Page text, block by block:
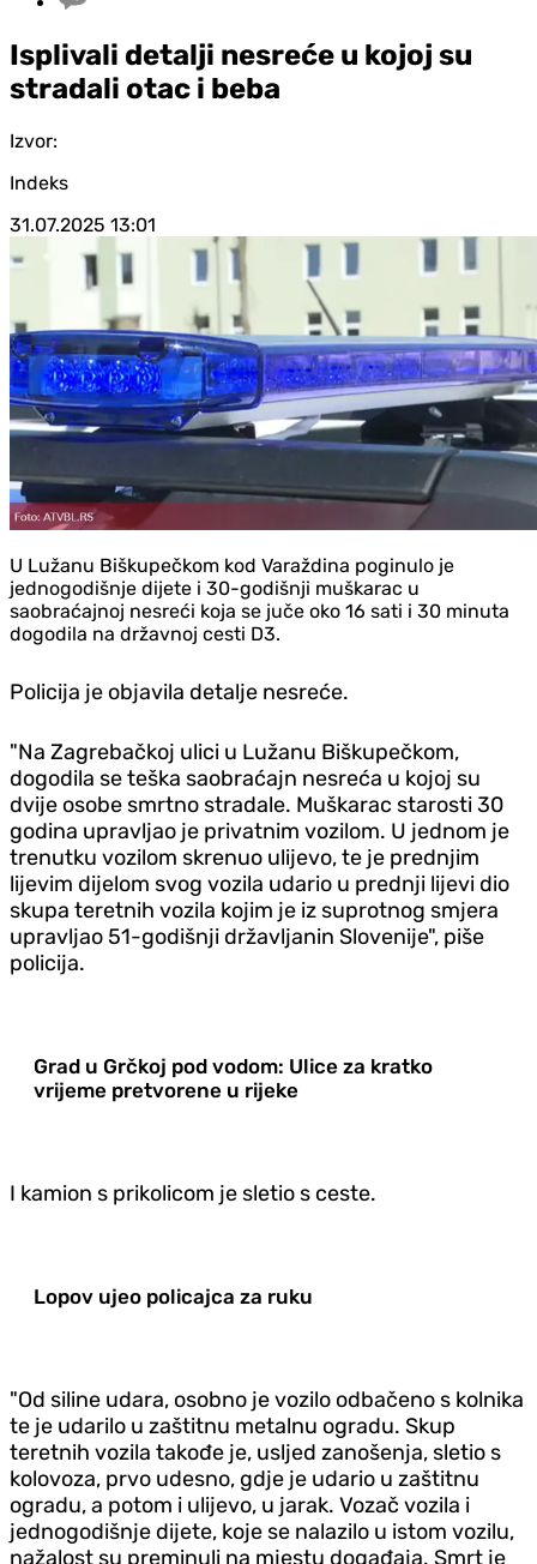
Isplivali detalji nesreće u kojoj su
stradali otac i beba
Izvor:
Indeks
31.07.2025 13:01
U Lužanu Biškupečkom kod Varaždina poginulo je
jednogodišnje dijete i 30-godišnji muškarac u
saobraćajnoj nesreći koja se juče oko 16 sati i 30 minuta
dogodila na državnoj cesti D3.
Policija je objavila detalje nesreće.
"Na Zagrebačkoj ulici u Lužanu Biškupečkom,
dogodila se teška saobraćajn nesreća u kojoj su
dvije osobe smrtno stradale. Muškarac starosti 30
godina upravljao je privatnim vozilom. U jednom je
trenutku vozilom skrenuo ulijevo, te je prednjim
lijevim dijelom svog vozila udario u prednji lijevi dio
skupa teretnih vozila kojim je iz suprotnog smjera
upravljao 51-godišnji državljanin Slovenije", piše
policija.
Grad u Grčkoj pod vodom: Ulice za kratko
vrijeme pretvorene u rijeke
I kamion s prikolicom je sletio s ceste.
Lopov ujeo policajca za ruku
"Od siline udara, osobno je vozilo odbačeno s kolnika
te je udarilo u zaštitnu metalnu ogradu. Skup
teretnih vozila takođe je, usljed zanošenja, sletio s
kolovoza, prvo udesno, gdje je udario u zaštitnu
ogradu, a potom i ulijevo, u jarak. Vozač vozila i
jednogodišnje dijete, koje se nalazilo u istom vozilu,
nažalost su preminuli na mjestu događaja. Smrt je